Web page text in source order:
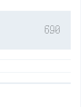
690